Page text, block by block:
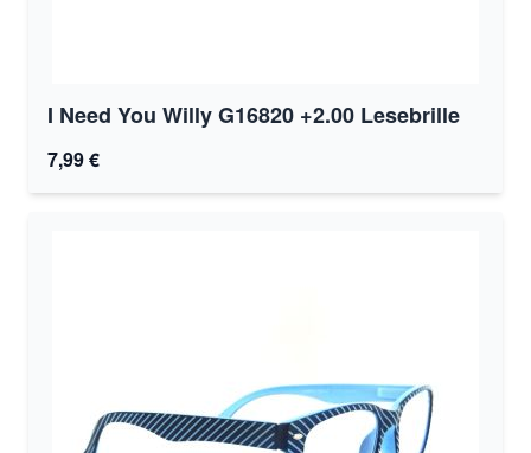
I Need You Willy G16820 +2.00 Lesebrille
7,99 €